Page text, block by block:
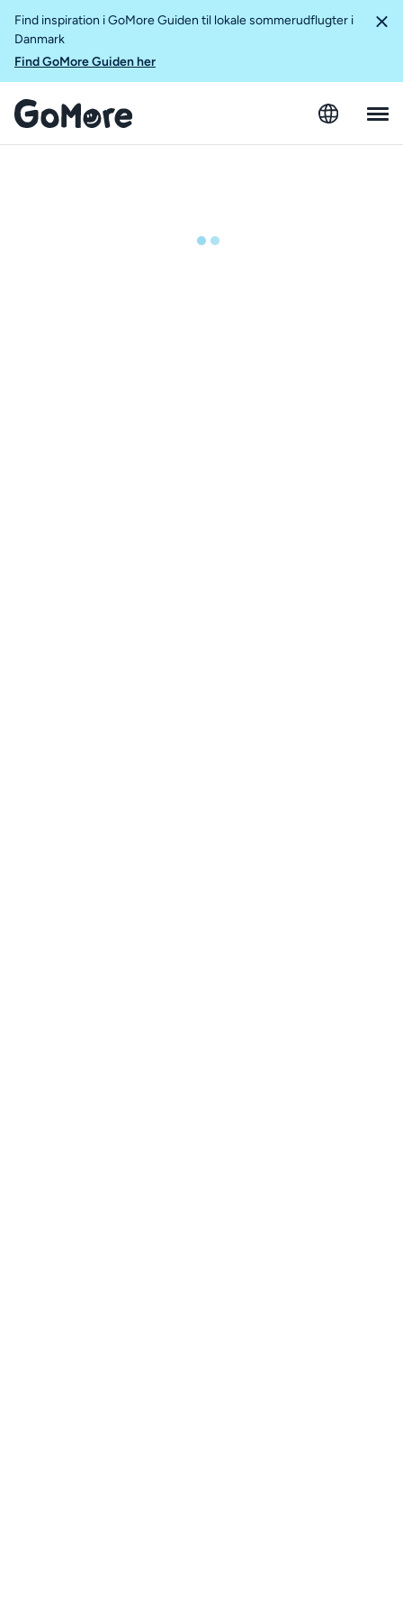
Find inspiration i GoMore Guiden til lokale sommerudflugter i
Danmark
Find GoMore Guiden her